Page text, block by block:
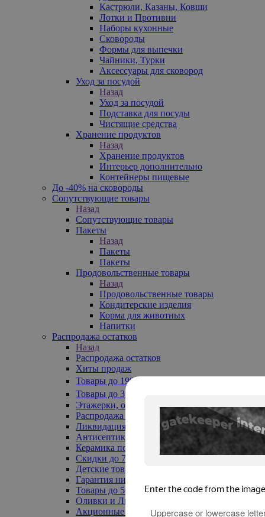
Кастрюли, Казаны, Ковши
Лотки и Противни
Наборы кухонные
Сковороды
Формы для выпечки
Чайники, Турки
Аксессуары для сковород
Уход за посудой
Назад
Уход за посудой
Подставка для посуды
Чистящие средства
Хранение продуктов
Назад
Хранение продуктов
Интерьер дополнительно
Контейнеры пищевые
До -40% на сковороды
Сопутствующие товары
Назад
Сопутствующие товары
Пакеты
Назад
Пакеты
Пакеты
Продовольственные товары
Назад
Продовольственные товары
Кондитерские изделия
Корма для животных
Напитки
Распродажа остатков
Назад
Распродажа остатков
Хиты продаж
Товары до 199₽
Товары до 399₽
Этажерки, обувницы
Распродажа текстиля до -50%
Ликвидация до -70%
Антисептики
Керамика по 129 руб
Скидки до 70%
Детские товары
Гарантия низкой цены
Товары до 500 руб
Оливки и Лимоны
Акционные товары